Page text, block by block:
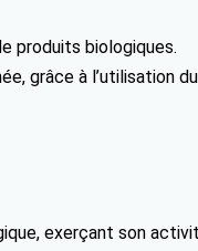
produits biologiques.
grâce à l’utilisation
exerçant son